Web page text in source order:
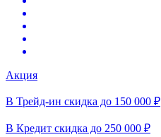
Акция
В Трейд-ин скидка до 150 000 ₽
В Кредит скидка до 250 000 ₽